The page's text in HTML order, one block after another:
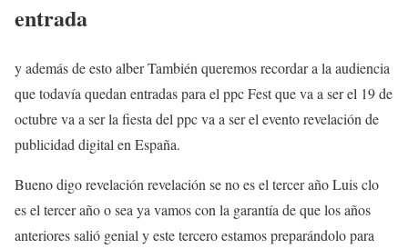
entrada
y además de esto alber También queremos recordar a la audiencia
que todavía quedan entradas para el ppc Fest que va a ser el 19 de
octubre va a ser la fiesta del ppc va a ser el evento revelación de
publicidad digital en España.
Bueno digo revelación revelación se no es el tercer año Luis clo
es el tercer año o sea ya vamos con la garantía de que los años
anteriores salió genial y este tercero estamos preparándolo para